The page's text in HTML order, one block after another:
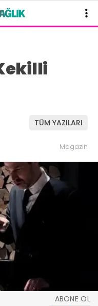
TÜM YAZILARI
Magazin
ABONE OL